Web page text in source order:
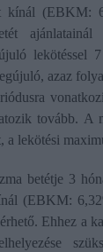
kínál (EBKM:
ajánlatainál
lekötéssel
azaz
tovább. A
a lekötési
betétje 3
(EBKM:
Ehhez a